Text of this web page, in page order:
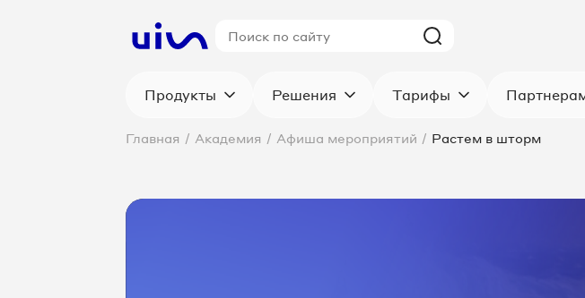
Продукты Решения Тарифы
Главная / Академия / Афиша мероприятий / Растем в шторм